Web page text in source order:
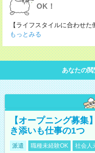
OK！
【ライフスタイルに合わせ
もっとみる
あなたの閲
【オープニング募集
き添いも仕事の1つ
派遣 職種未経験OK 社会人